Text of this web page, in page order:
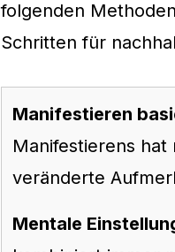
folgenden
Schritten für
Manifestieren
Manifestierens
veränderte
Mentale